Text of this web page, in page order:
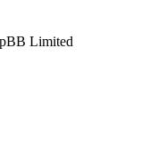
Limited